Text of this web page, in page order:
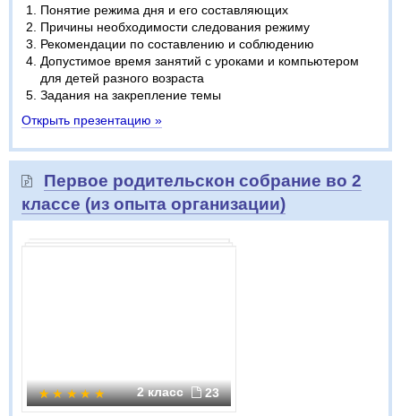
Понятие режима дня и его составляющих
Причины необходимости следования режиму
Рекомендации по составлению и соблюдению
Допустимое время занятий с уроками и компьютером
для детей разного возраста
Задания на закрепление темы
Открыть презентацию »
Первое родительскон собрание во 2
классе (из опыта организации)
2 класс 23